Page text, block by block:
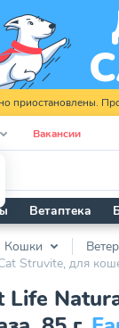
приостановлены.
Вакансии
Ветаптека
Кошки
Struvite, для
Life